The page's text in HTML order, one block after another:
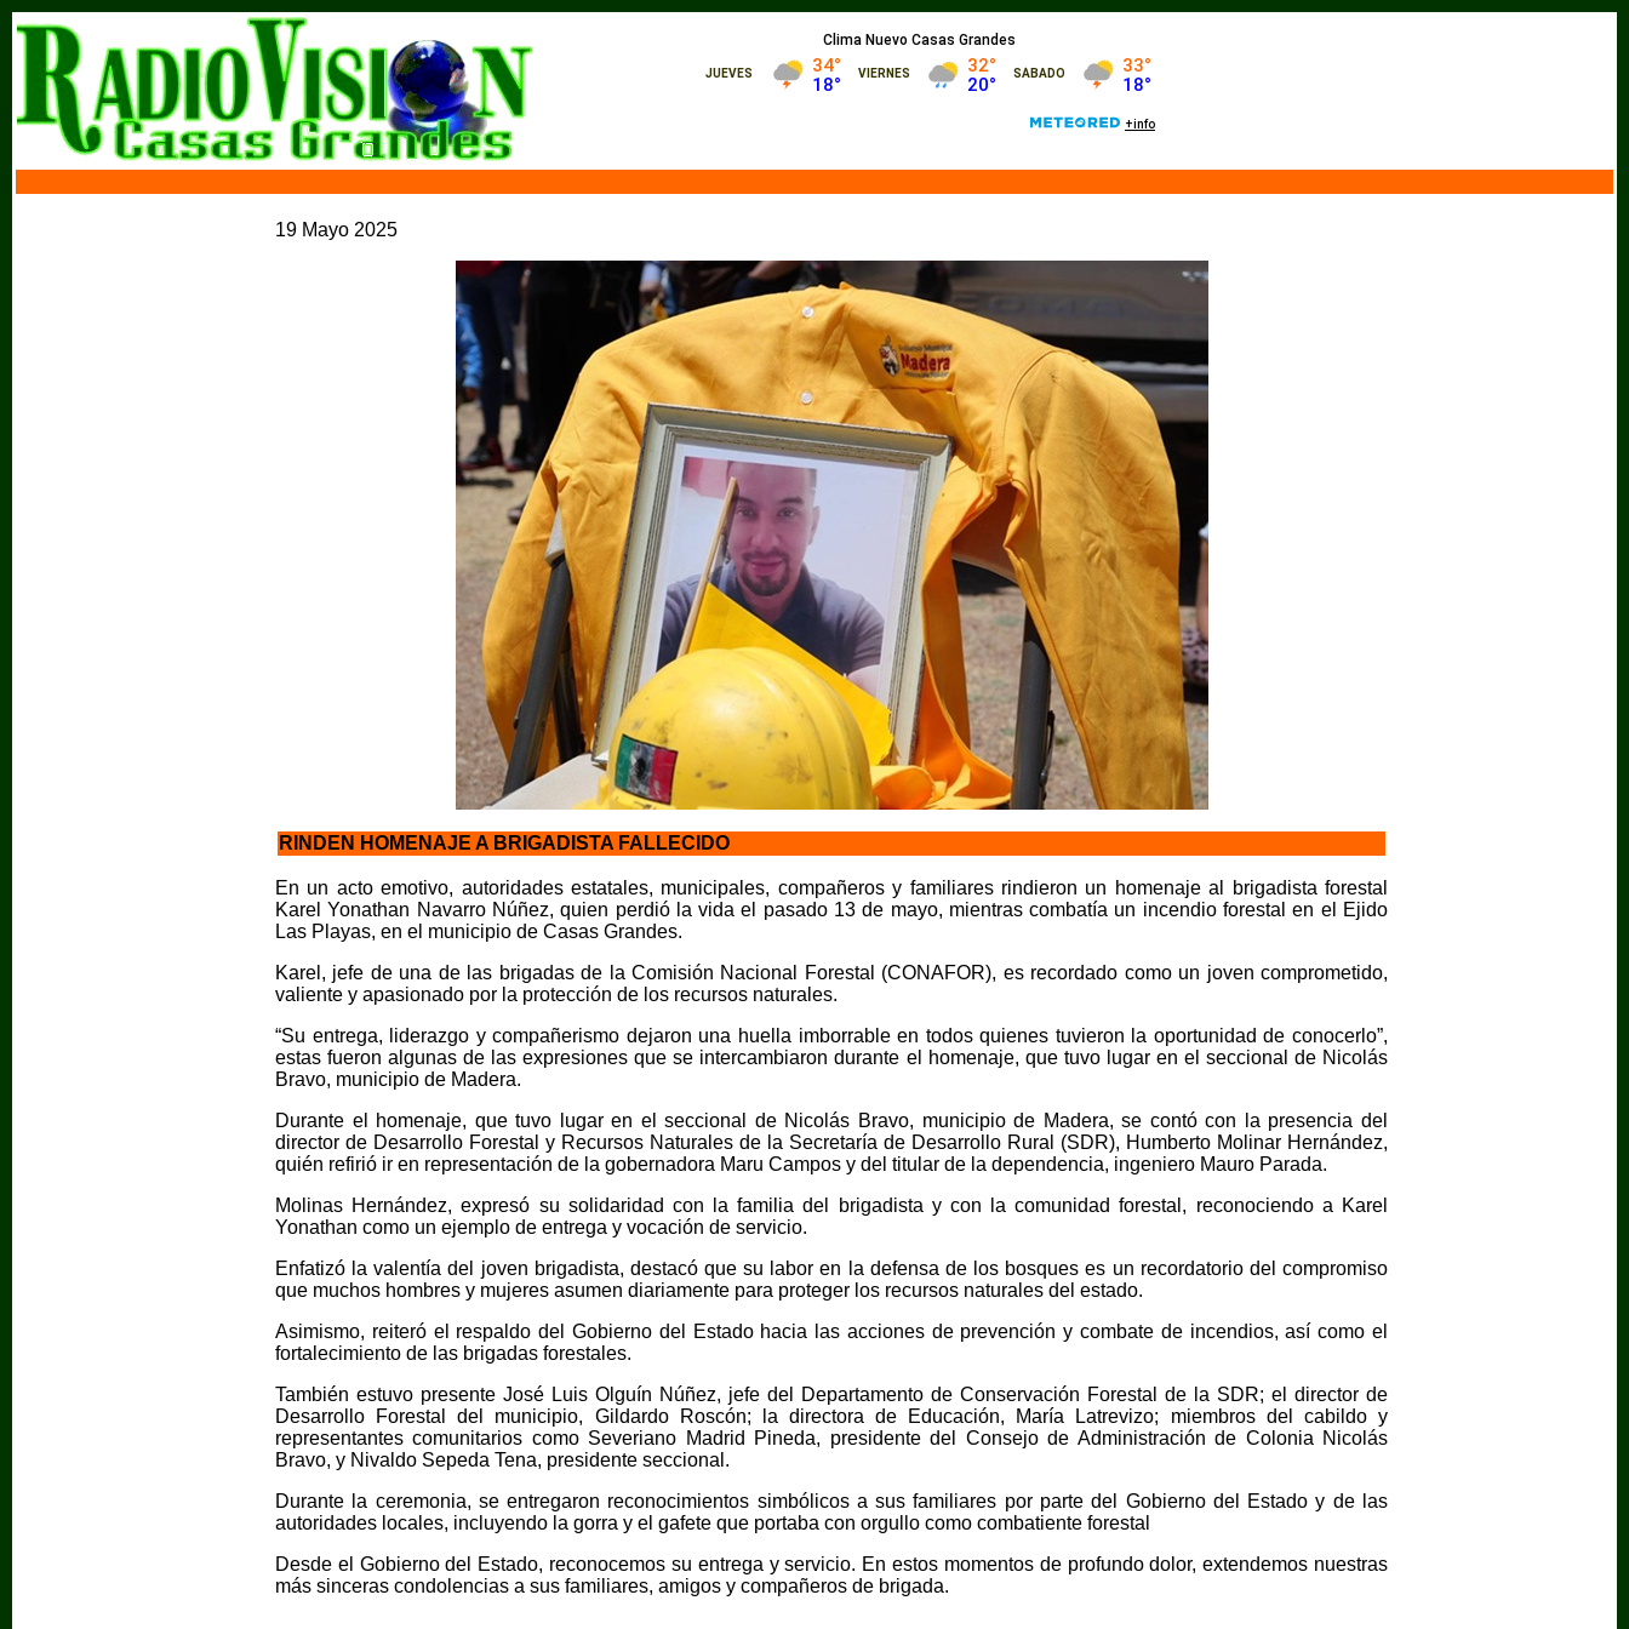
19 Mayo 2025
RINDEN HOMENAJE A BRIGADISTA FALLECIDO
En un acto emotivo, autoridades estatales, municipales, compañeros y familiares rindieron un homenaje al brigadista forestal
Karel Yonathan Navarro Núñez, quien perdió la vida el pasado 13 de mayo, mientras combatía un incendio forestal en el Ejido
Las Playas, en el municipio de Casas Grandes.
Karel, jefe de una de las brigadas de la Comisión Nacional Forestal (CONAFOR), es recordado como un joven comprometido,
valiente y apasionado por la protección de los recursos naturales.
“Su entrega, liderazgo y compañerismo dejaron una huella imborrable en todos quienes tuvieron la oportunidad de conocerlo”,
estas fueron algunas de las expresiones que se intercambiaron durante el homenaje, que tuvo lugar en el seccional de Nicolás
Bravo, municipio de Madera.
Durante el homenaje, que tuvo lugar en el seccional de Nicolás Bravo, municipio de Madera, se contó con la presencia del
director de Desarrollo Forestal y Recursos Naturales de la Secretaría de Desarrollo Rural (SDR), Humberto Molinar Hernández,
quién refirió ir en representación de la gobernadora Maru Campos y del titular de la dependencia, ingeniero Mauro Parada.
Molinas Hernández, expresó su solidaridad con la familia del brigadista y con la comunidad forestal, reconociendo a Karel
Yonathan como un ejemplo de entrega y vocación de servicio.
Enfatizó la valentía del joven brigadista, destacó que su labor en la defensa de los bosques es un recordatorio del compromiso
que muchos hombres y mujeres asumen diariamente para proteger los recursos naturales del estado.
Asimismo, reiteró el respaldo del Gobierno del Estado hacia las acciones de prevención y combate de incendios, así como el
fortalecimiento de las brigadas forestales.
También estuvo presente José Luis Olguín Núñez, jefe del Departamento de Conservación Forestal de la SDR; el director de
Desarrollo Forestal del municipio, Gildardo Roscón; la directora de Educación, María Latrevizo; miembros del cabildo y
representantes comunitarios como Severiano Madrid Pineda, presidente del Consejo de Administración de Colonia Nicolás
Bravo, y Nivaldo Sepeda Tena, presidente seccional.
Durante la ceremonia, se entregaron reconocimientos simbólicos a sus familiares por parte del Gobierno del Estado y de las
autoridades locales, incluyendo la gorra y el gafete que portaba con orgullo como combatiente forestal
Desde el Gobierno del Estado, reconocemos su entrega y servicio. En estos momentos de profundo dolor, extendemos nuestras
más sinceras condolencias a sus familiares, amigos y compañeros de brigada.